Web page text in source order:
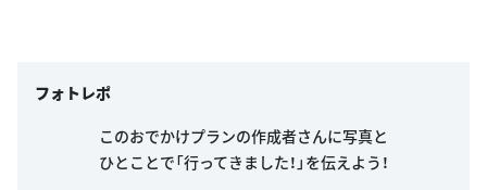
フォトレポ
このおでかけプランの作成者さんに写真と
ひとことで「行ってきました！」を伝えよう！